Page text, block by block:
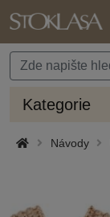
Kategorie
Návody